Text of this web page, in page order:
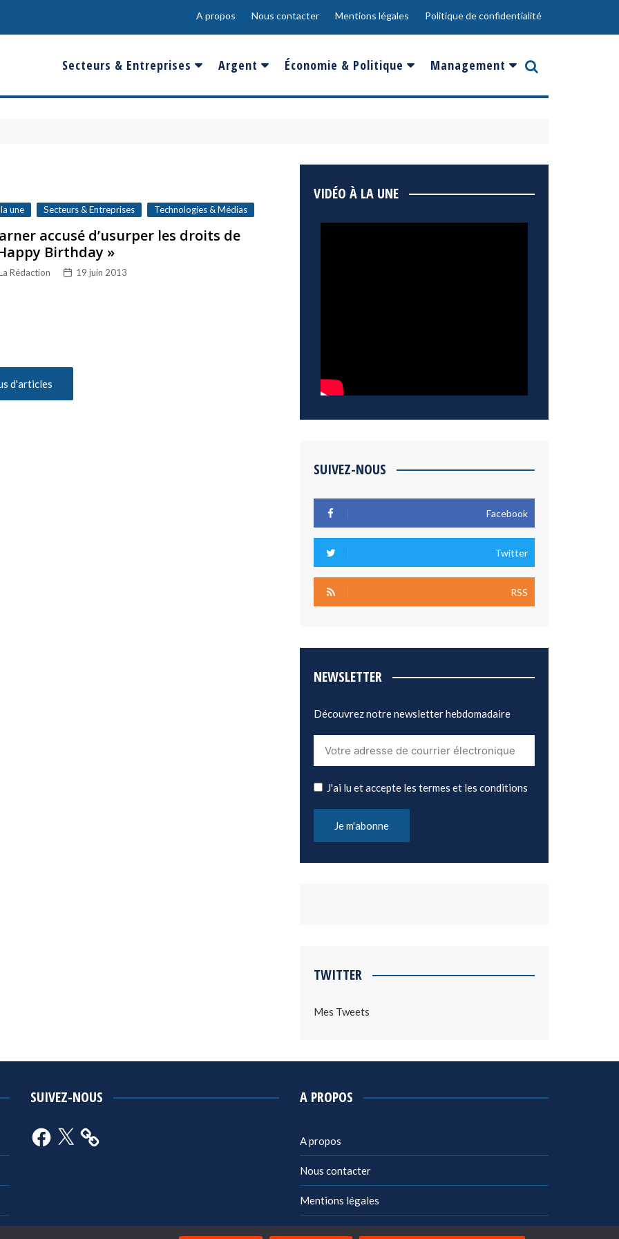
A propos Nous contacter Mentions légales Politique de confidentialité
Secteurs & Entreprises
Banques & Finances
Défense & Aéronautique
Santé & Biotechnologie
Technologies & Médias
Argent
Salaire
Epargne & Placements
Économie & Politique
France
Management
Innovation
une Secteurs & Entreprises Technologies & Médias
accusé d’usurper les droits de
Birthday »
Rédaction 19 juin 2013
d'articles
VIDÉO À LA UNE
SUIVEZ-NOUS
Facebook
Twitter
RSS
NEWSLETTER
Découvrez notre newsletter hebdomadaire
J'ai lu et accepte les termes et les conditions
TWITTER
Mes Tweets
SUIVEZ-NOUS
Facebook
X
A PROPOS
A propos
Nous contacter
Mentions légales
Politique de confidentialité